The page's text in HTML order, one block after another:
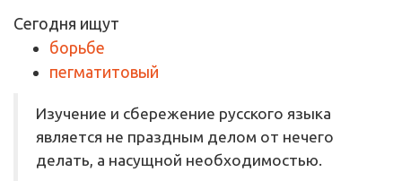
Сегодня ищут
борьбе
пегматитовый
Изучение и сбережение русского языка
является не праздным делом от нечего
делать, а насущной необходимостью.